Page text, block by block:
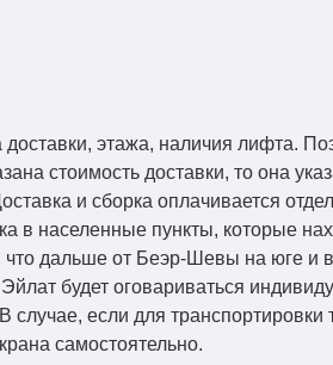
этажа, наличия лифта.
стоимость доставки, то она
и сборка оплачивается
в населенные пункты, которые
что дальше от Беэр-Шевы на юге и
будет оговариваться
если для транспортировки
самостоятельно.